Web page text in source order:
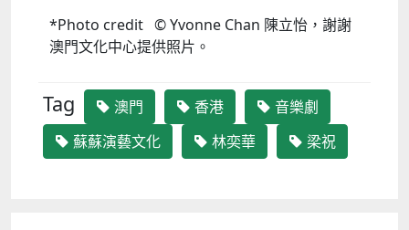
*Photo credit © Yvonne Chan 陳立怡，謝謝
澳門文化中心提供照片。
Tag 澳門 香港
音樂劇
蘇蘇演藝文化
林奕華 梁祝